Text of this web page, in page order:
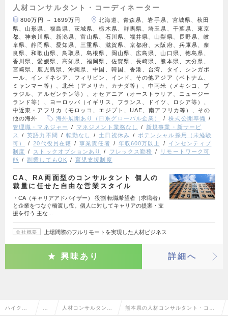
人材コンサルタント・コーディネーター
800万円 ～ 1699万円
北海道、青森県、岩手県、宮城県、秋田
県、山形県、福島県、茨城県、栃木県、群馬県、埼玉県、千葉県、東京
都、神奈川県、新潟県、富山県、石川県、福井県、山梨県、長野県、岐
阜県、静岡県、愛知県、三重県、滋賀県、京都府、大阪府、兵庫県、奈
良県、和歌山県、鳥取県、島根県、岡山県、広島県、山口県、徳島県、
香川県、愛媛県、高知県、福岡県、佐賀県、長崎県、熊本県、大分県、
宮崎県、鹿児島県、沖縄県、中国、韓国、香港、台湾、タイ、シンガポ
ール、インドネシア、フィリピン、インド、その他アジア（ベトナム、
ミャンマー等）、北米（アメリカ、カナダ等）、中南米（メキシコ、ブ
ラジル、アルゼンチン等）、オセアニア（オーストラリア、ニュージー
ランド等）、ヨーロッパ（イギリス、フランス、ドイツ、ロシア等）、
中近東・アフリカ（モロッコ、エジプト、UAE、南アフリカ等）、その
他の海外
海外展開あり（日系グローバル企業）
株式公開準備
管理職・マネジャー
マネジメント業務なし
新規事業・新サービ
ス
英語力不問 転勤なし 土日祝休み
ポテンシャル採用（未経験
可）
20代役員在籍 事業責任者 年収600万以上
インセンティブ
制度
ストックオプションあり フレックス勤務
リモートワーク可
能
副業してもOK 育児支援制度
CA、RA両面型のコンサルタント 個人の
裁量に任せた自由な営業スタイル
・CA（キャリアアドバイザー） 役割 転職希望者（求職者）
と企業をつなぐ橋渡し役。個人に対してキャリアの提案・支
援を行う 主な…
会社概要 上場間際のフルリモートを実現した人材ビジネス
興味あり 詳細へ
ハイクラ 人材コンサルタン 熊本県の人材コンサルタント・コー